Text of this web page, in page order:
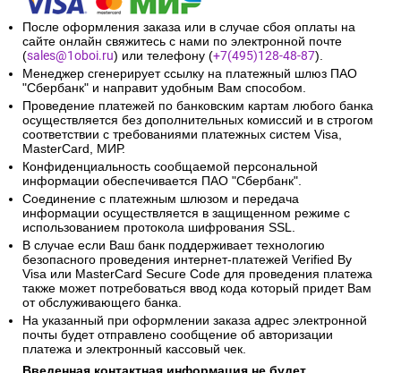
3. Банковской картой через запрос
менеджеру
После оформления заказа или в случае сбоя оплаты на
сайте онлайн свяжитесь с нами по электронной почте
(sales@1oboi.ru) или телефону (
Менеджер сгенерирует ссылку на платежный шлюз ПАО
"Сбербанк" и направит удобным Вам способом.
Проведение платежей по банковским картам любого банка
осуществляется без дополнительных комиссий и в строгом
соответствии с требованиями платежных систем Visa,
MasterCard, МИР.
Конфиденциальность сообщаемой персональной
информации обеспечивается ПАО "Сбербанк".
Соединение с платежным шлюзом и передача
информации осуществляется в защищенном режиме с
использованием протокола шифрования SSL.
В случае если Ваш банк поддерживает технологию
безопасного проведения интернет-платежей Verified By